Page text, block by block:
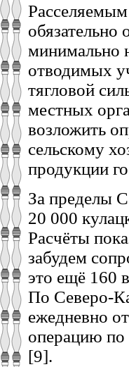
обязательно
минимально
отводимых
тягловой
местных
возложить
сельскому
продукции
За пределы
20 000
Расчёты
забудем
это ещё 160
По Северо-
ежедневно
операцию по
[9].